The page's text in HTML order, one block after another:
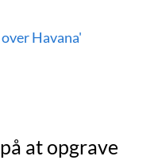
Havana'
at opgrave